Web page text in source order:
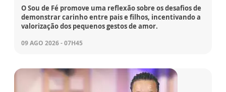
O Sou de Fé promove uma reflexão sobre os desafios de
demonstrar carinho entre pais e filhos, incentivando a
valorização dos pequenos gestos de amor.
09 AGO 2026 - 07H45